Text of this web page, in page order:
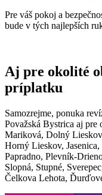
Pre váš pokoj a
bude v tých najlepších
Aj pre okolité
príplatku
Samozrejme, ponuka
Považská Bystrica aj
Mariková, Dolný
Horný Lieskov,
Papradno, Plevník-
Slopná, Stupné,
Čelkova Lehota,